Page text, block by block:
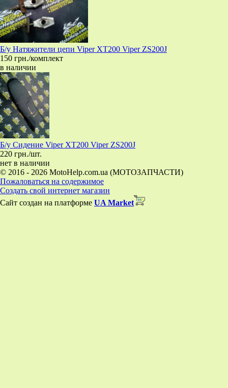
Б/у Натяжители цепи Viper XT200 Viper ZS200J
150 грн./комплект
в наличии
Б/у Сидение Viper XT200 Viper ZS200J
220 грн./шт.
нет в наличии
© 2016 - 2026 MotoHelp.com.ua (МОТОЗАПЧАСТИ)
Пожаловаться на содержимое
Создать свой интернет магазин
Сайт создан на платформе UA Market